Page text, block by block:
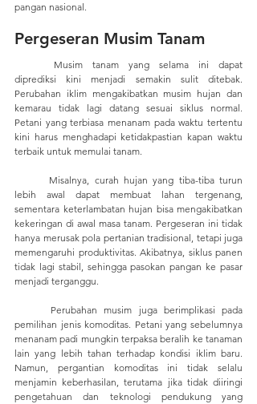
pangan nasional.
Pergeseran Musim Tanam
diprediksi kini menjadi semakin sulit ditebak.
Perubahan iklim mengakibatkan musim hujan dan
kemarau tidak lagi datang sesuai siklus normal.
Petani yang terbiasa menanam pada waktu tertentu
kini harus menghadapi ketidakpastian kapan waktu
terbaik untuk memulai tanam.
lebih awal dapat membuat lahan tergenang,
sementara keterlambatan hujan bisa mengakibatkan
kekeringan di awal masa tanam. Pergeseran ini tidak
hanya merusak pola pertanian tradisional, tetapi juga
memengaruhi produktivitas. Akibatnya, siklus panen
tidak lagi stabil, sehingga pasokan pangan ke pasar
menjadi terganggu.
pemilihan jenis komoditas. Petani yang sebelumnya
menanam padi mungkin terpaksa beralih ke tanaman
lain yang lebih tahan terhadap kondisi iklim baru.
Namun, pergantian komoditas ini tidak selalu
menjamin keberhasilan, terutama jika tidak diiringi
pengetahuan dan teknologi pendukung yang